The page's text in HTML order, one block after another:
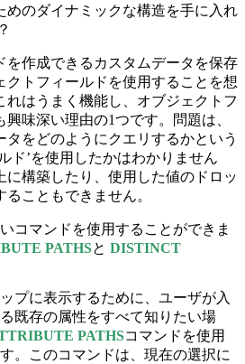
めのダイナミックな構造を手に入れ
を作成できるカスタムデータを保存
クトフィールドを使用することを想
れはうまく機能し、オブジェクトフ
味深い理由の1つです。問題は、
タをどのようにクエリするかという
ド’を使用したかはわかりません
に構築したり、使用した値のドロッ
こともできません。
コマンドを使用することができま
PATHSと DISTINCT
プに表示するために、ユーザが入
既存の属性をすべて知りたい場
PATHSコマンドを使用
。このコマンドは、現在の選択に